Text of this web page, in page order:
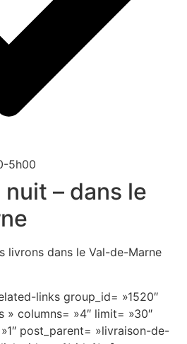
5h00
– dans le
livrons dans le Val-de-Marne
links group_id= »1520″
» columns= »4″ limit= »30″
post_parent= »livraison-de-